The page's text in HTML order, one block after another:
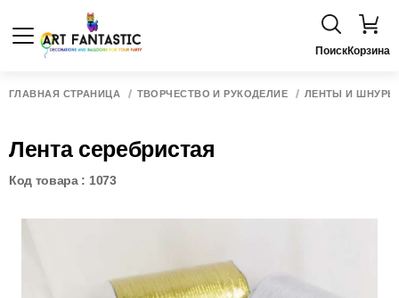
ПоискКорзина
ГЛАВНАЯ СТРАНИЦА ТВОРЧЕСТВО И РУКОДЕЛИЕ ЛЕНТЫ И ШНУРЫ
Лента серебристая
Код товара : 1073